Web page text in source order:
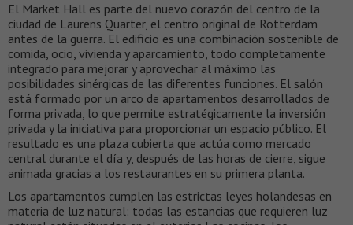
El Market Hall es parte del nuevo corazón del centro de la
ciudad de Laurens Quarter, el centro original de Rotterdam
antes de la guerra. El edificio es una combinación sostenible de
comida, ocio, vivienda y aparcamiento, todo completamente
integrado para mejorar y aprovechar al máximo las
posibilidades sinérgicas de las diferentes funciones. El salón
está formado por un arco de apartamentos desarrollados de
forma privada, lo que permite estratégicamente la inversión
privada y la iniciativa para proporcionar un espacio público. El
resultado es una plaza cubierta que actúa como mercado
central durante el día y, después de las horas de cierre, sigue
animada gracias a los restaurantes en su primera planta.
Los apartamentos cumplen las estrictas leyes holandesas en
materia de luz natural: todas las estancias que requieren luz